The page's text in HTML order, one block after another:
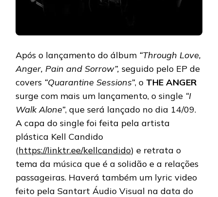
Após o lançamento do álbum “Through Love,
Anger, Pain and Sorrow”, seguido pelo EP de
covers “Quarantine Sessions”, o THE ANGER
surge com mais um lançamento, o single “I
Walk Alone”, que será lançado no dia 14/09.
A capa do single foi feita pela artista
plástica Kell Candido
(https://linktr.ee/kellcandido) e retrata o
tema da música que é a solidão e a relações
passageiras. Haverá também um lyric video
feito pela Santart Áudio Visual na data do